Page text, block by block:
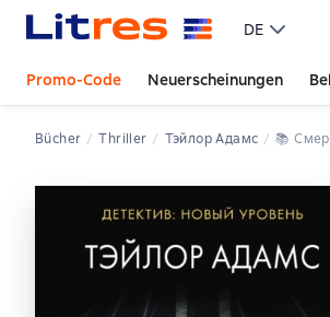
DE
Promo-Code Neuerscheinungen
Bücher Thriller Тэйлор Адамс 📚